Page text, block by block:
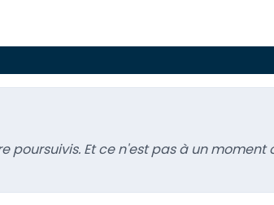
Et ce n'est pas à un